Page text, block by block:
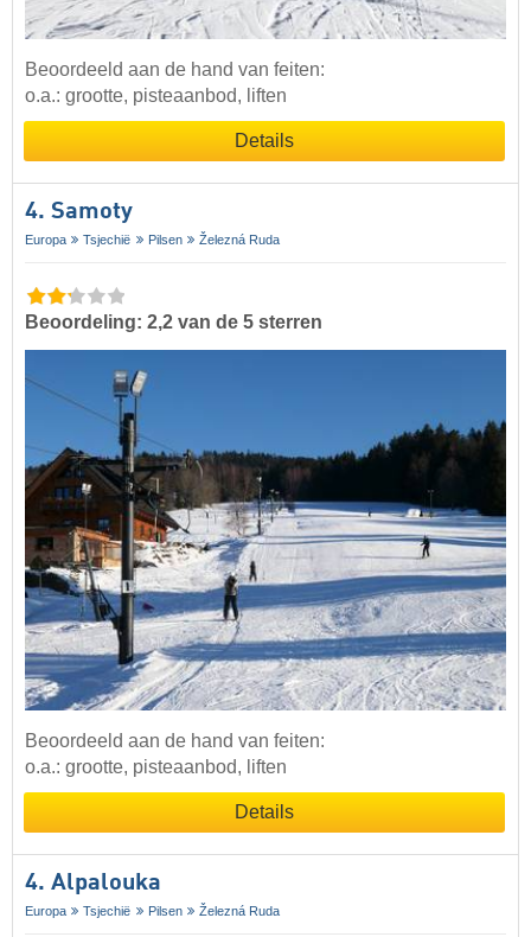
Beoordeeld aan de hand van feiten:
o.a.: grootte, pisteaanbod, liften
Details
4. Samoty
Europa Tsjechië Pilsen Železná Ruda
Beoordeling: 2,2 van de 5 sterren
Beoordeeld aan de hand van feiten:
o.a.: grootte, pisteaanbod, liften
Details
4. Alpalouka
Europa Tsjechië Pilsen Železná Ruda